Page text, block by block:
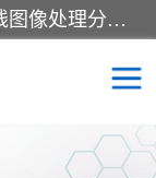
佳信电子是专门从事研发和销售X射线图像处理分析和X射线设备的高端技术公司，先进的图像处理技术帮助用户更加准确的判断图像，为科研和检测提供可靠保证，现有产品包括电力GIS探伤X射线检测系统，电力耐张线夹探伤X射线检测系统，便携式X射线，兽用图像的增强软件工具包，工业和兽用便携式DR，实验室CT，桌面CT等。